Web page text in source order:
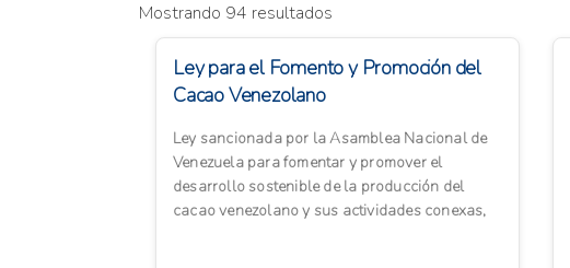
Mostrando 94 resultados
Ley para el Fomento y Promoción del
Cacao Venezolano
Ley sancionada por la Asamblea Nacional de
Venezuela para fomentar y promover el
desarrollo sostenible de la producción del
cacao venezolano y sus actividades conexas,